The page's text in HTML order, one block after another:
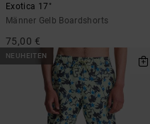
Exotica 17"
Männer Gelb Boardshorts
75,00 €
NEUHEITEN